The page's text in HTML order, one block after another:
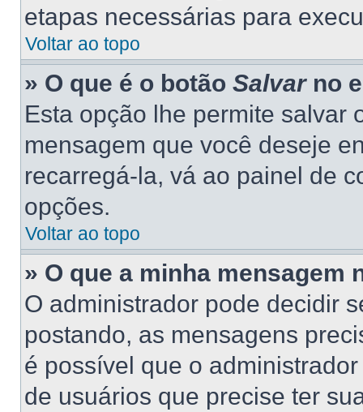
etapas necessárias para
Voltar ao topo
» O que é o botão Salvarno
Esta opção lhe permite salvar
mensagem que você deseje
recarregá-la, vá ao painel de
opções.
Voltar ao topo
» O que a minha mensagem
O administrador pode decidir
postando, as mensagens
é possível que o
de usuários que precise ter